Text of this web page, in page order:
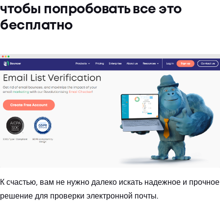
чтобы попробовать все это
бесплатно
К счастью, вам не нужно далеко искать надежное и прочное
решение для проверки электронной почты.